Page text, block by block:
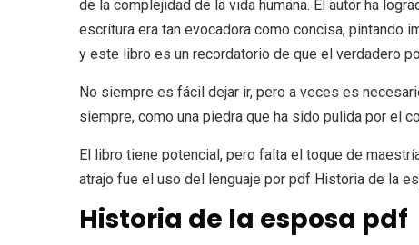
de la complejidad de la vida humana. El autor ha
escritura era tan evocadora como concisa, pintando
y este libro es un recordatorio de que el verdadero
No siempre es fácil dejar ir, pero a veces es
siempre, como una piedra que ha sido pulida por el
El libro tiene potencial, pero falta el toque de
atrajo fue el uso del lenguaje por pdf Historia de la
Historia de la esposa pdf